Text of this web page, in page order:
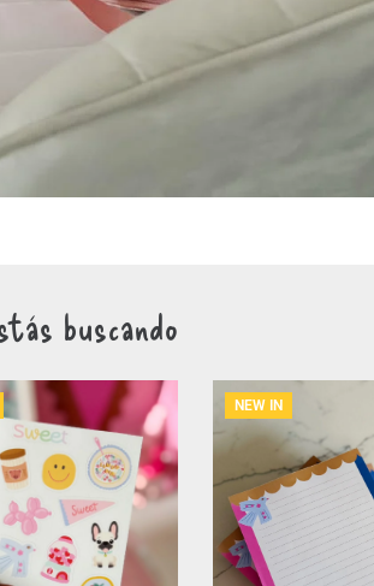
buscando
NEW IN